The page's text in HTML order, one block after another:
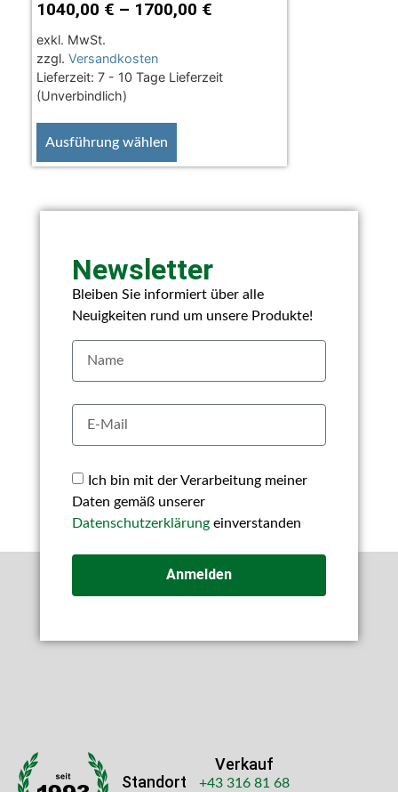
1040,00 € – 1700,00 €
exkl. MwSt.
zzgl. Versandkosten
Lieferzeit: 7 - 10 Tage Lieferzeit
(Unverbindlich)
Ausführung wählen
Newsletter
Bleiben Sie informiert über alle
Neuigkeiten rund um unsere Produkte!
Ich bin mit der Verarbeitung meiner
Daten gemäß unserer
Datenschutzerklärungeinverstanden
Anmelden
Standort
Verkauf
+43 316 81 68